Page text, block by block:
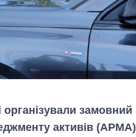
замовний
активів (АРМА)